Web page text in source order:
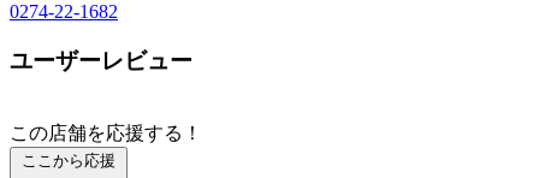
0274-22-1682
ユーザーレビュー
この店舗を応援する！
ここから応援